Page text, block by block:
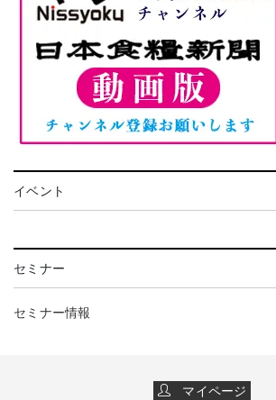
イベント
セミナー
セミナー情報
マイページ